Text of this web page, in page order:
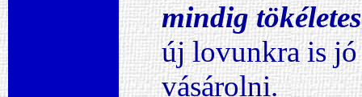
mindig
új lovunkra is jó
vásárolni.